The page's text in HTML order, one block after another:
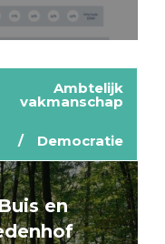
Ambtelijk
vakmanschap
Democratie
en